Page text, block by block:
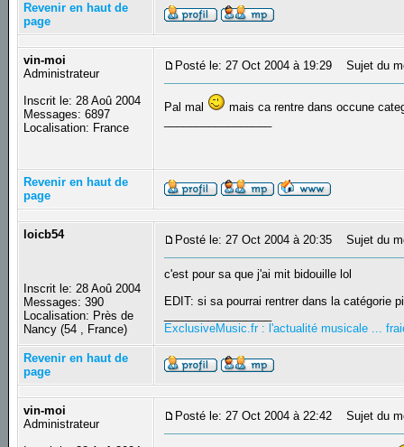
Revenir en haut de
page
vin-moi
Administrateur
Inscrit le: 28 Aoû 2004
Messages: 6897
Localisation: France
Posté le: 27 Oct 2004 à 19:29 Sujet du
Pal mal
mais ca rentre dans occune
Revenir en haut de
page
loicb54
Inscrit le: 28 Aoû 2004
Messages: 390
Localisation: Près de
Nancy (54 , France)
Posté le: 27 Oct 2004 à 20:35 Sujet du
c'est pour sa que j'ai mit bidouille lol
EDIT: si sa pourrai rentrer dans la catégorie
ExclusiveMusic.fr : l'actualité musicale ...
Revenir en haut de
page
vin-moi
Administrateur
Posté le: 27 Oct 2004 à 22:42 Sujet du